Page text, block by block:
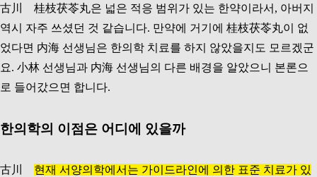
古川 桂枝茯苓丸은 넓은 적응 범위가 있는 한약이라서, 아버지
역시 자주 쓰셨던 것 같습니다. 만약에 거기에 桂枝茯苓丸이 없
었다면 内海 선생님은 한의학 치료를 하지 않았을지도 모르겠군
요. 小林 선생님과 内海 선생님의 다른 배경을 알았으니 본론으
로 들어갔으면 합니다.
한의학의 이점은 어디에 있을까
古川 현재 서양의학에서는 가이드라인에 의한 표준 치료가 있